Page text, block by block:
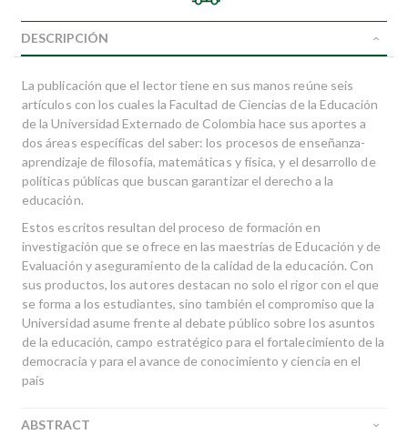
DESCRIPCIÓN
La publicación que el lector tiene en sus manos reúne seis
artículos con los cuales la Facultad de Ciencias de la Educación
de la Universidad Externado de Colombia hace sus aportes a
dos áreas específicas del saber: los procesos de enseñanza-
aprendizaje de filosofía, matemáticas y física, y el desarrollo de
políticas públicas que buscan garantizar el derecho a la
educación.
Estos escritos resultan del proceso de formación en
investigación que se ofrece en las maestrías de Educación y de
Evaluación y aseguramiento de la calidad de la educación. Con
sus productos, los autores destacan no solo el rigor con el que
se forma a los estudiantes, sino también el compromiso que la
Universidad asume frente al debate público sobre los asuntos
de la educación, campo estratégico para el fortalecimiento de la
democracia y para el avance de conocimiento y ciencia en el
país
ABSTRACT